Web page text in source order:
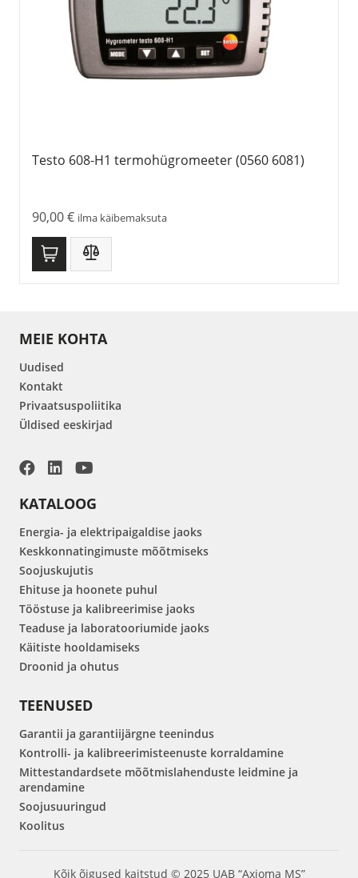
Testo 608-H1 termohügromeeter (0560 6081)
90,00€ ilma käibemaksuta
MEIE KOHTA
Uudised
Kontakt
Privaatsuspoliitika
Üldised eeskirjad
KATALOOG
Energia- ja elektripaigaldise jaoks
Keskkonnatingimuste mõõtmiseks
Soojuskujutis
Ehituse ja hoonete puhul
Tööstuse ja kalibreerimise jaoks
Teaduse ja laboratooriumide jaoks
Käitiste hooldamiseks
Droonid ja ohutus
TEENUSED
Garantii ja garantiijärgne teenindus
Kontrolli- ja kalibreerimisteenuste korraldamine
Mittestandardsete mõõtmislahenduste leidmine ja
arendamine
Soojusuuringud
Koolitus
Kõik õigused kaitstud © 2025 UAB “Axioma MS”